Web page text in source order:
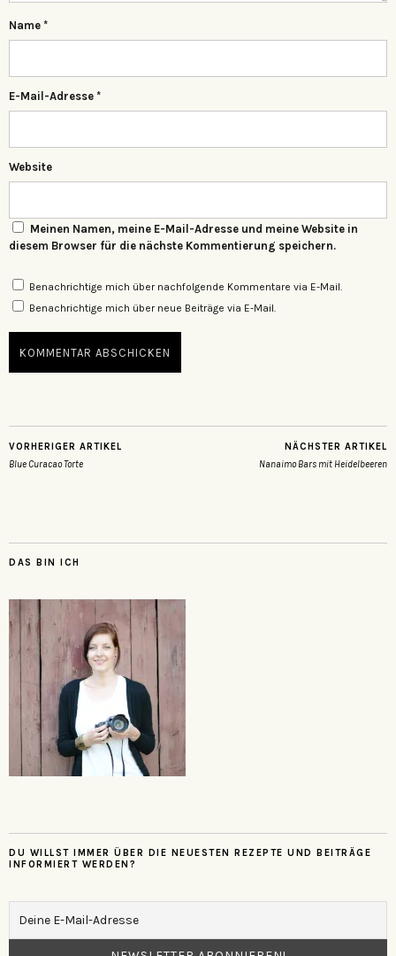
Name *
E-Mail-Adresse *
Website
Meinen Namen, meine E-Mail-Adresse und meine Website in
diesem Browser für die nächste Kommentierung speichern.
Benachrichtige mich über nachfolgende Kommentare via E-Mail.
Benachrichtige mich über neue Beiträge via E-Mail.
VORHERIGER ARTIKEL
Blue Curacao Torte
NÄCHSTER ARTIKEL
Nanaimo Bars mit Heidelbeeren
DAS BIN ICH
DU WILLST IMMER ÜBER DIE NEUESTEN REZEPTE UND BEITRÄGE
INFORMIERT WERDEN?